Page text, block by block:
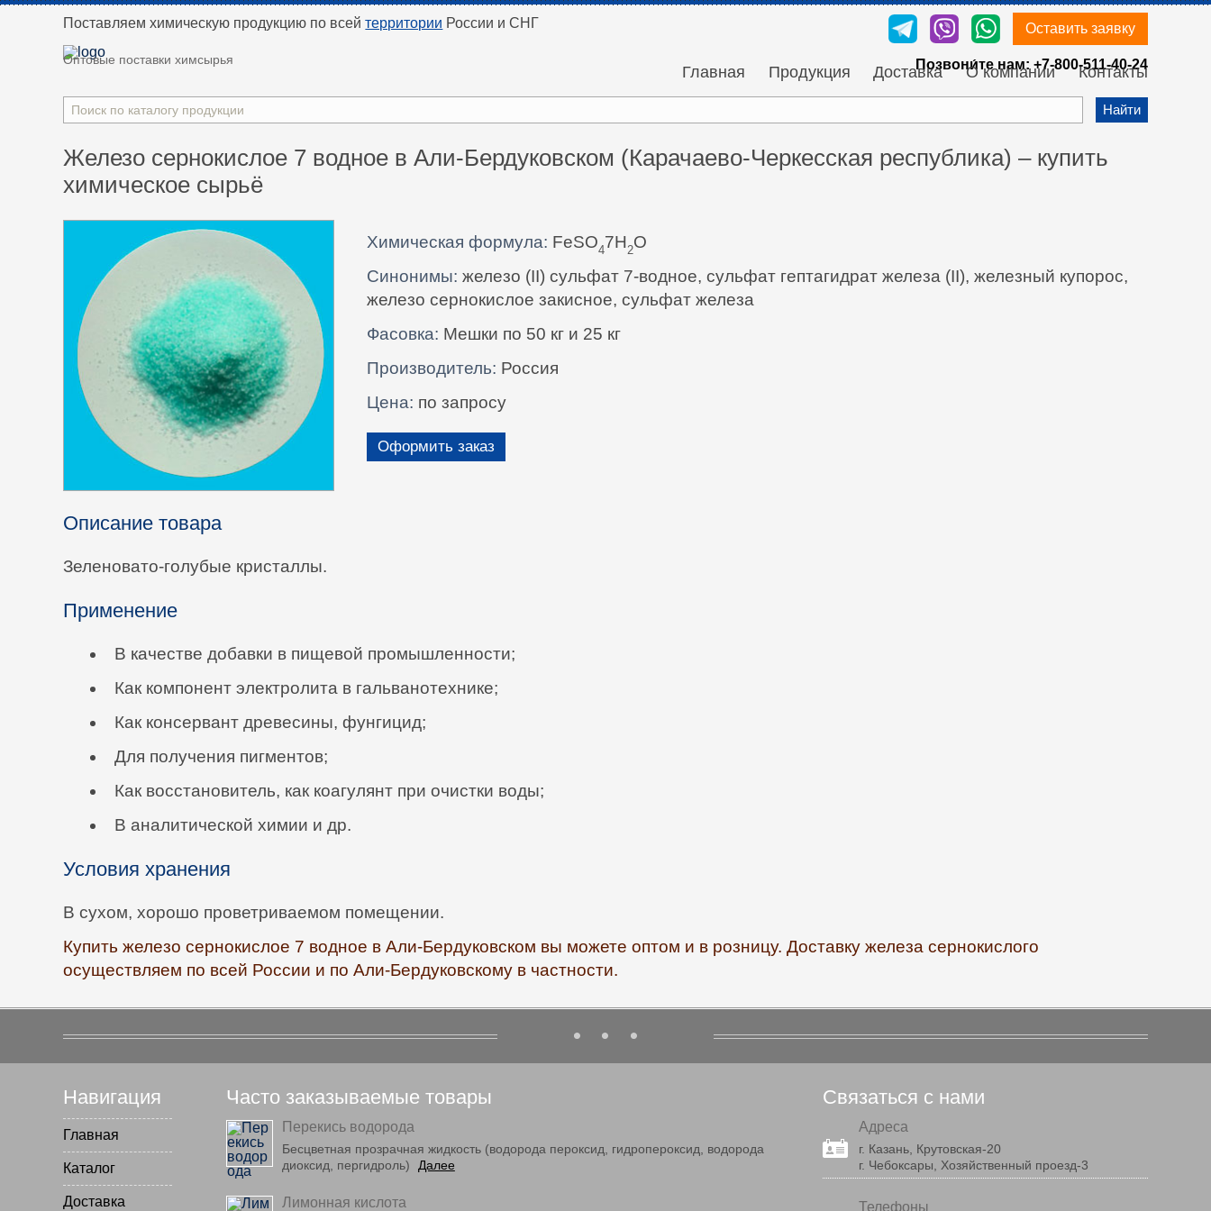
Поставляем химическую продукцию по всейтерритории России и СНГ Оставить заявку
Оптовые поставки химсырья Позвони́те нам: +7-800-511-40-24
Главная Продукция Доставка О компании Контакты
Найти
Железо сернокислое 7 водное в Али-Бердуковском (Карачаево-Черкесская республика) – купить
химическое сырьё
Химическая формула: FeSO47H2O
Синонимы: железо (II) сульфат 7-водное, сульфат гептагидрат железа (II), железный купорос,
железо сернокислое закисное, сульфат железа
Фасовка: Мешки по 50 кг и 25 кг
Производитель: Россия
Цена: по запросу
Оформить заказ
Описание товара
Зеленовато-голубые кристаллы.
Применение
В качестве добавки в пищевой промышленности;
Как компонент электролита в гальванотехнике;
Как консервант древесины, фунгицид;
Для получения пигментов;
Как восстановитель, как коагулянт при очистки воды;
В аналитической химии и др.
Условия хранения
В сухом, хорошо проветриваемом помещении.
Купить железо сернокислое 7 водное в Али-Бердуковском вы можете оптом и в розницу. Доставку железа сернокислого
осуществляем по всей России и по Али-Бердуковскому в частности.
Навигация
Главная
Каталог
Доставка
Часто заказываемые товары
Перекись водорода
Бесцветная прозрачная жидкость (водорода пероксид, гидропероксид, водорода
диоксид, пергидроль)
Далее
Лимонная кислота
Связаться с нами
Адреса
г. Казань, Крутовская-20
г. Чебоксары, Хозяйственный проезд-3
Телефоны